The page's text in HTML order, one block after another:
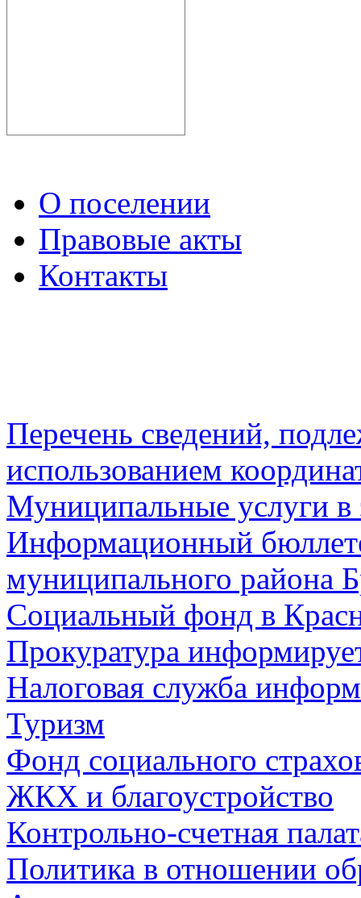
О поселении
Правовые акты
Контакты
Перечень сведений,
использованием
Муниципальные услуги в
Информационный
муниципального района
Социальный фонд в
Прокуратура
Налоговая служба
Туризм
Фонд социального
ЖКХ и благоустройство
Контрольно-счетная
Политика в отношении